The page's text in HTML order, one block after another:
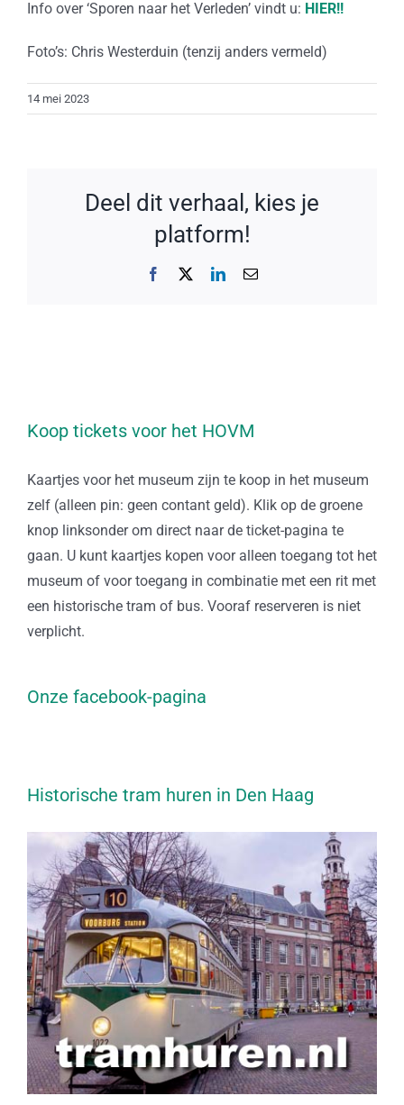
Info over ‘Sporen naar het Verleden’ vindt u: HIER!!
Foto’s: Chris Westerduin (tenzij anders vermeld)
14 mei 2023
Deel dit verhaal, kies je
platform!
Facebook LinkedIn
E-
Koop tickets voor het HOVM
Kaartjes voor het museum zijn te koop in het museum
zelf (alleen pin: geen contant geld). Klik op de groene
knop linksonder om direct naar de ticket-pagina te
gaan. U kunt kaartjes kopen voor alleen toegang tot het
museum of voor toegang in combinatie met een rit met
een historische tram of bus. Vooraf reserveren is niet
verplicht.
Onze facebook-pagina
Historische tram huren in Den Haag